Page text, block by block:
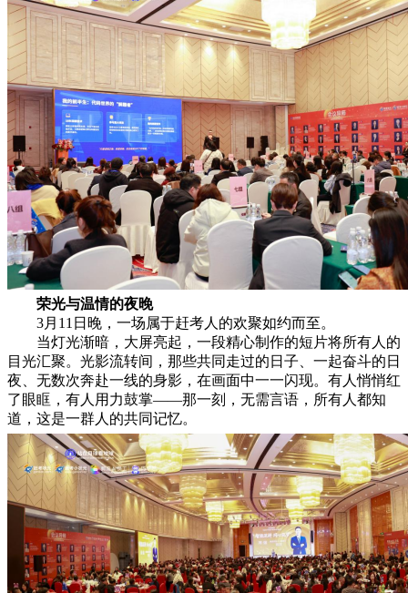
荣光与温情的夜晚
3月11日晚，一场属于赶考人的欢聚如约而至。
当灯光渐暗，大屏亮起，一段精心制作的短片将所有人的
目光汇聚。光影流转间，那些共同走过的日子、一起奋斗的日
夜、无数次奔赴一线的身影，在画面中一一闪现。有人悄悄红
了眼眶，有人用力鼓掌——那一刻，无需言语，所有人都知
道，这是一群人的共同记忆。